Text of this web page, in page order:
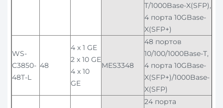
T/1000Base-X(SFP),
4 порта 10GBase-
X(SFP+)
WS-
C3850-
48T-L
48
4 x 1 GE
2 x 10 GE
4 x 10
GE
MES3348
48 портов
10/100/1000Base-T,
4 порта 10GBase-
X(SFP+)/1000Base-
X(SFP)
24 порта